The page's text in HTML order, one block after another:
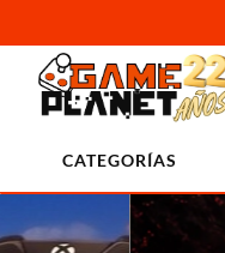
CATEGORÍAS